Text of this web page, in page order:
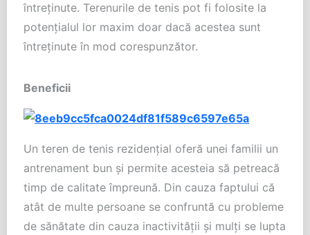
întreţinute. Terenurile de tenis pot fi folosite la
potenţialul lor maxim doar dacă acestea sunt
întreţinute în mod corespunzător.
Beneficii
Un teren de tenis rezidenţial oferă unei familii un
antrenament bun şi permite acesteia să petreacă
timp de calitate împreună. Din cauza faptului că
atât de multe persoane se confruntă cu probleme
de sănătate din cauza inactivităţii şi mulţi se lupta